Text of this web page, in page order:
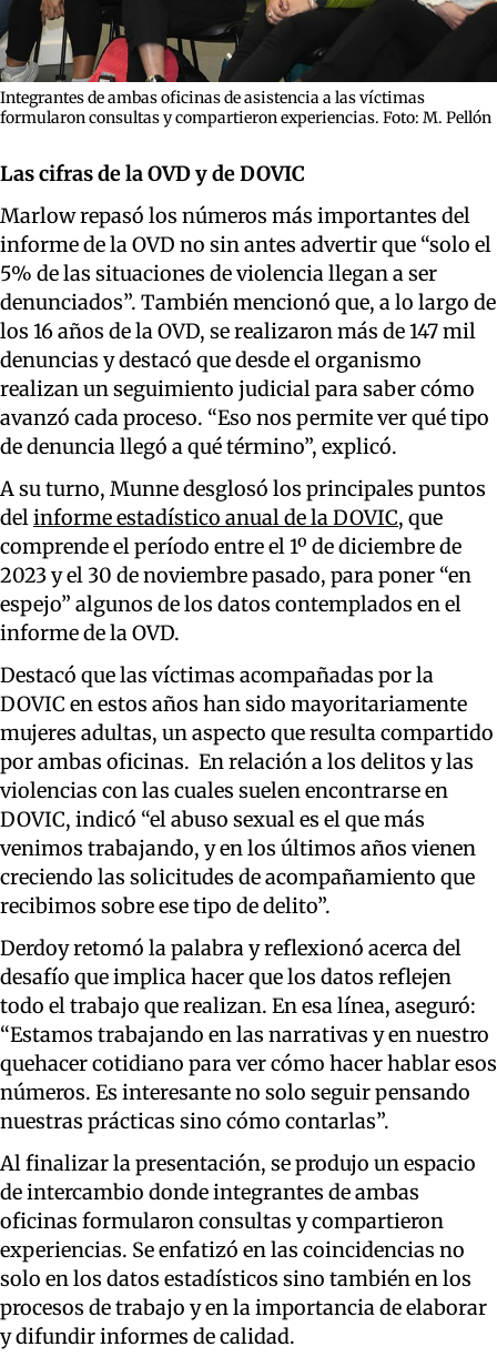
Integrantes de ambas oficinas de asistencia a las víctimas
formularon consultas y compartieron experiencias. Foto: M. Pellón
Las cifras de la OVD y de DOVIC
Marlow repasó los números más importantes del
informe de la OVD no sin antes advertir que “solo el
5% de las situaciones de violencia llegan a ser
denunciados”. También mencionó que, a lo largo de
los 16 años de la OVD, se realizaron más de 147 mil
denuncias y destacó que desde el organismo
realizan un seguimiento judicial para saber cómo
avanzó cada proceso. “Eso nos permite ver qué tipo
de denuncia llegó a qué término”, explicó.
A su turno, Munne desglosó los principales puntos
delinforme estadístico anual de la DOVIC, que
comprende el período entre el 1º de diciembre de
2023 y el 30 de noviembre pasado, para poner “en
espejo” algunos de los datos contemplados en el
informe de la OVD.
Destacó que las víctimas acompañadas por la
DOVIC en estos años han sido mayoritariamente
mujeres adultas, un aspecto que resulta compartido
por ambas oficinas. En relación a los delitos y las
violencias con las cuales suelen encontrarse en
DOVIC, indicó “el abuso sexual es el que más
venimos trabajando, y en los últimos años vienen
creciendo las solicitudes de acompañamiento que
recibimos sobre ese tipo de delito”.
Derdoy retomó la palabra y reflexionó acerca del
desafío que implica hacer que los datos reflejen
todo el trabajo que realizan. En esa línea, aseguró:
“Estamos trabajando en las narrativas y en nuestro
quehacer cotidiano para ver cómo hacer hablar esos
números. Es interesante no solo seguir pensando
nuestras prácticas sino cómo contarlas”.
Al finalizar la presentación, se produjo un espacio
de intercambio donde integrantes de ambas
oficinas formularon consultas y compartieron
experiencias. Se enfatizó en las coincidencias no
solo en los datos estadísticos sino también en los
procesos de trabajo y en la importancia de elaborar
y difundir informes de calidad.